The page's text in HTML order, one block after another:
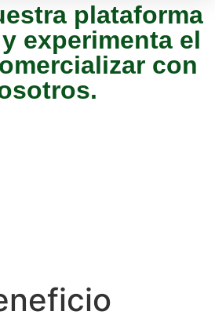
plataforma
experimenta el
con